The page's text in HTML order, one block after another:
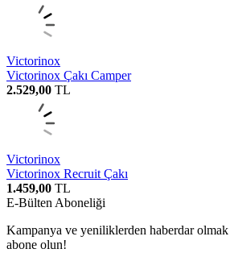
Victorinox
Victorinox Çakı Camper
2.529,00 TL
Victorinox
Victorinox Recruit Çakı
1.459,00 TL
E-Bülten Aboneliği
Kampanya ve yeniliklerden haberdar
abone olun!